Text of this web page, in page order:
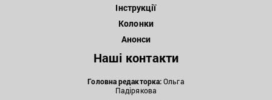
Інструкції
Колонки
Анонси
Наші контакти
Головна редакторка:Ольга
Падірякова